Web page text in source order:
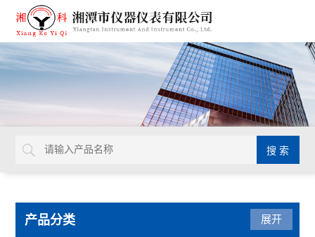
产品分类 展开